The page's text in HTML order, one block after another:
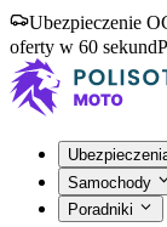
Ubezpieczenie
oferty w 60 sekund
Samochody
Poradniki